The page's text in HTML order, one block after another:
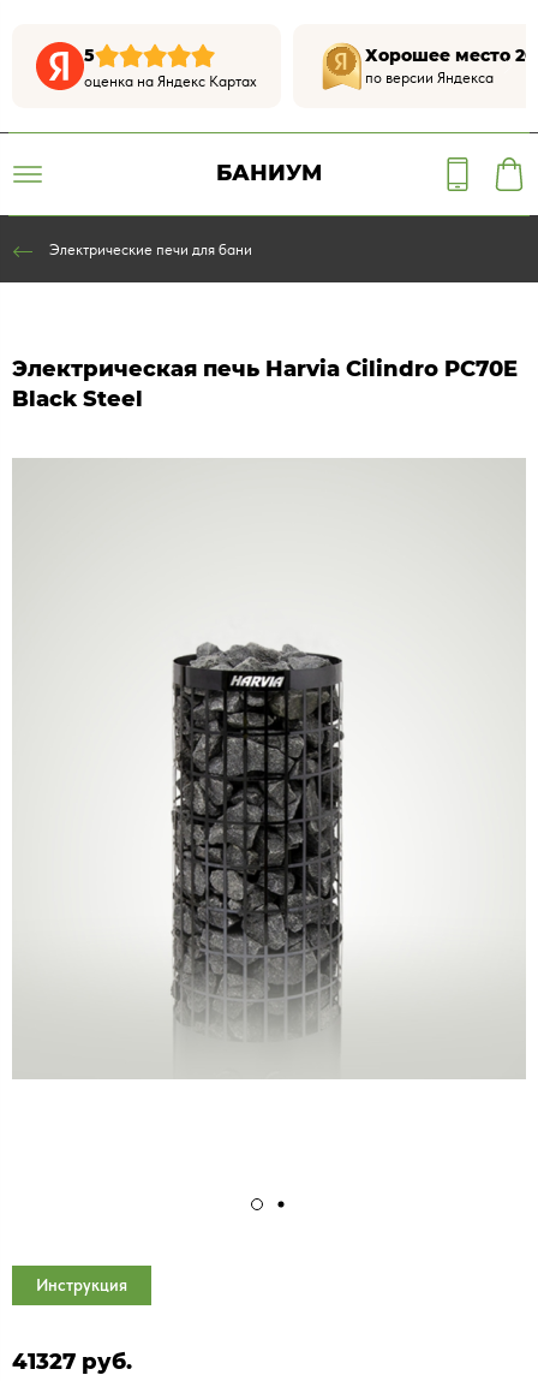
5
оценка на Яндекс Картах
Хорошее место
по версии Яндекса
БАНИУМ
Электрические печи для бани
Электрическая печь Harvia Cilindro PC70E
Black Steel
Инструкция
41327 руб.